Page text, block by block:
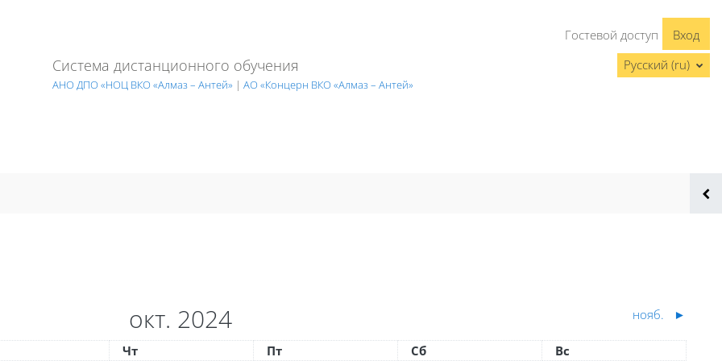
Система дистанционного обучения
АНО ДПО «НОЦ ВКО «Алмаз – Антей» | АО «Концерн ВКО «Алмаз – Антей»
Гостевой доступ
Вход
Русский ‎(ru)‎
окт. 2024 нояб. ►
Четверг
Чт Пятница
Пт Суббота
Сб Воскресенье
Вс